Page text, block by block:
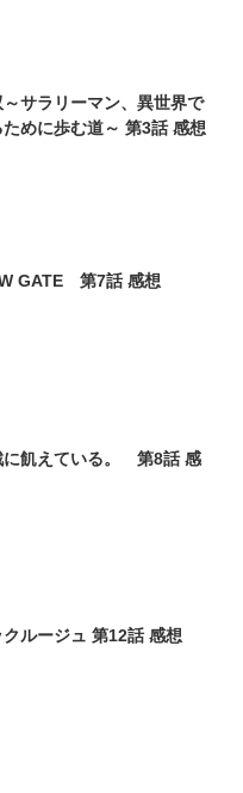
サラリーマン、異世界で
めに歩む道～ 第3話 感想
GATE 第7話 感想
に飢えている。 第8話 感
クルージュ 第12話 感想